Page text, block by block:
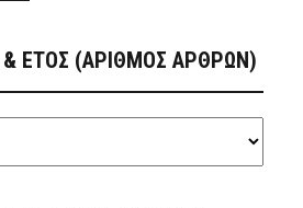
ΕΤΟΣ (ΑΡΙΘΜΟΣ ΑΡΘΡΩΝ)